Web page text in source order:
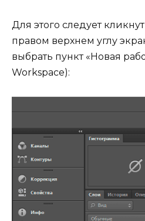
Для этого следует
правом верхнем углу
выбрать пункт «Новая
Workspace):